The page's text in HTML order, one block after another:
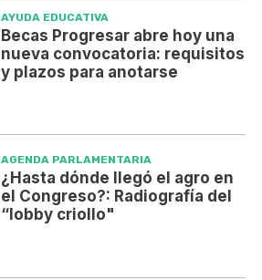
AYUDA EDUCATIVA
Becas Progresar abre hoy una
nueva convocatoria: requisitos
y plazos para anotarse
AGENDA PARLAMENTARIA
¿Hasta dónde llegó el agro en
el Congreso?: Radiografía del
“lobby criollo"